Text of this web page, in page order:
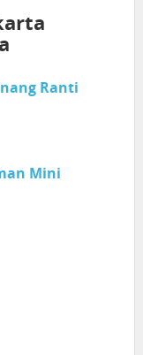
Ranti
Mini